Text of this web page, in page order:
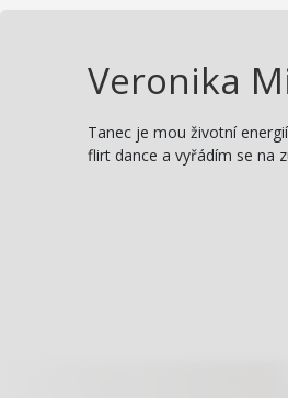
Veronika
Tanec je mou životní
flirt dance a vyřádím se na